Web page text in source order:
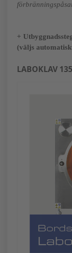
+
(väljs
LABOKLAV